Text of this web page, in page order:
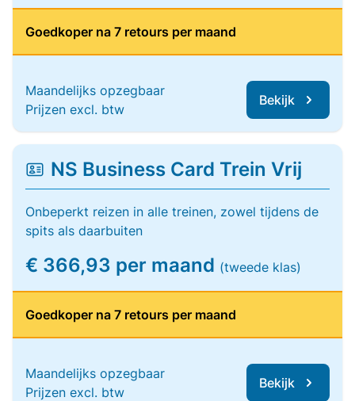
Goedkoper na 7 retours per maand
Maandelijks opzegbaar
Prijzen excl. btw
Bekijk
NS Business Card Trein Vrij
Onbeperkt reizen in alle treinen, zowel tijdens de
spits als daarbuiten
€ 366,93 per maand (tweede klas)
Goedkoper na 7 retours per maand
Maandelijks opzegbaar
Prijzen excl. btw
Bekijk